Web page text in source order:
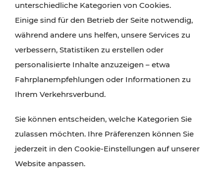
Radtouren oder purer Naturgenuss – viele
Attraktionen sind mit den Ticket- und Fahrplan-
Angeboten des VOR gut und schnell erreichbar.
unterschiedliche Kategorien von Cookies.
Einige sind für den Betrieb der Seite notwendig,
während andere uns helfen, unsere Services zu
verbessern, Statistiken zu erstellen oder
personalisierte Inhalte anzuzeigen – etwa
Fahrplanempfehlungen oder Informationen zu
Ihrem Verkehrsverbund.
Sie können entscheiden, welche Kategorien Sie
zulassen möchten. Ihre Präferenzen können Sie
jederzeit in den Cookie-Einstellungen auf unserer
Website anpassen.